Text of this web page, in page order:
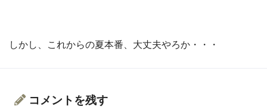
しかし、これからの夏本番、大丈夫やろか・・・
コメントを残す